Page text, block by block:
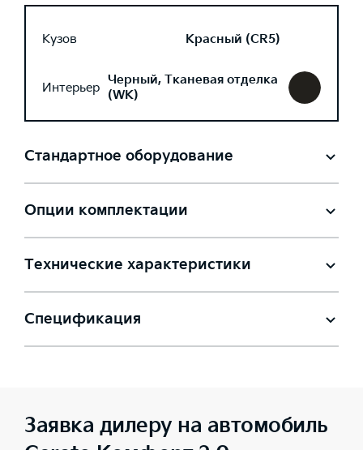
Кузов Красный (CR5)
Интерьер Черный, Тканевая отделка
(WK)
Стандартное оборудование
Опции комплектации
Технические характеристики
Спецификация
Заявка дилеру на автомобиль